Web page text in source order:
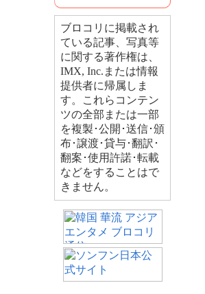
ブロコリに掲載され
ている記事、写真等
に関する著作権は、
IMX, Inc.または情報
提供者に帰属しま
す。これらコンテン
ツの全部または一部
を複製･公開･送信･頒
布･譲渡･貸与･翻訳･
翻案･使用許諾･転載
などをすることはで
きません。